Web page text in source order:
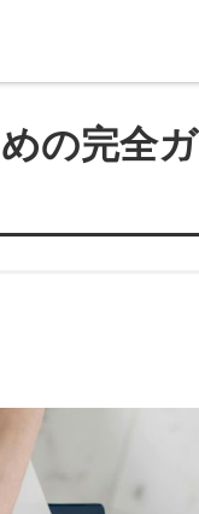
の完全ガ